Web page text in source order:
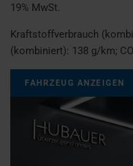
19% MwSt.
Kraftstoffverbrauch
(kombiniert): 138 g/km; CO
FAHRZEUG ANZEIGEN